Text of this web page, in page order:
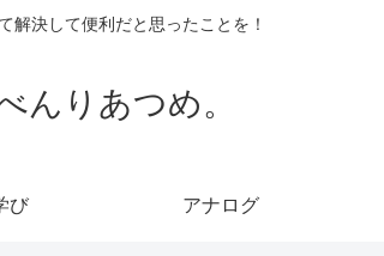
解決して便利だと思ったことを！
んりあつめ。
び アナログ